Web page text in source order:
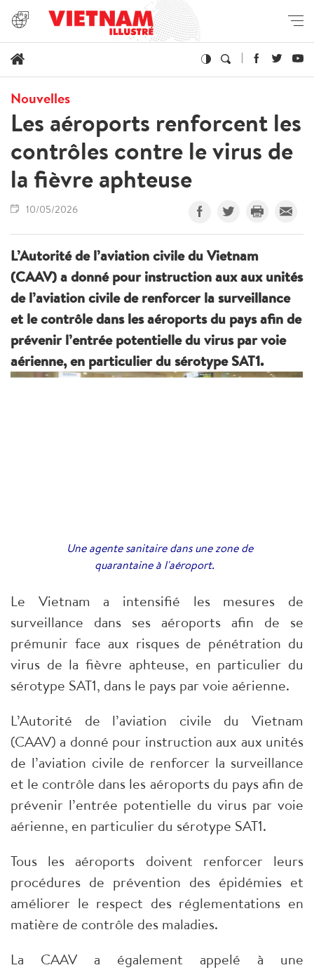
Nouvelles
Les aéroports renforcent les
contrôles contre le virus de
la fièvre aphteuse
10/05/2026
L’Autorité de l’aviation civile du Vietnam
(CAAV) a donné pour instruction aux aux unités
de l’aviation civile de renforcer la surveillance
et le contrôle dans les aéroports du pays afin de
prévenir l’entrée potentielle du virus par voie
aérienne, en particulier du sérotype SAT1.
Une agente sanitaire dans une zone de
quarantaine à l'aéroport.
Le Vietnam a intensifié les mesures de
surveillance dans ses aéroports afin de se
prémunir face aux risques de pénétration du
virus de la fièvre aphteuse, en particulier du
sérotype SAT1, dans le pays par voie aérienne.​
L’Autorité de l’aviation civile du Vietnam
(CAAV) a donné pour instruction aux aux unités
de l’aviation civile de renforcer la surveillance
et le contrôle dans les aéroports du pays afin de
prévenir l’entrée potentielle du virus par voie
aérienne, en particulier du sérotype SAT1.​
Tous les aéroports doivent renforcer leurs
procédures de prévention des épidémies et
améliorer le respect des réglementations en
matière de contrôle des maladies.​
La CAAV a également appelé à une